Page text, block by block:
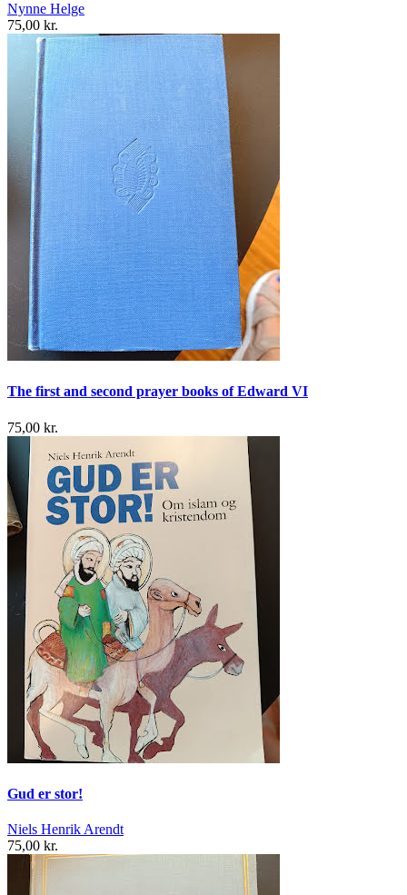
Nynne Helge
75,00 kr.
The first and second prayer books of Edward VI
75,00 kr.
Gud er stor!
Niels Henrik Arendt
75,00 kr.